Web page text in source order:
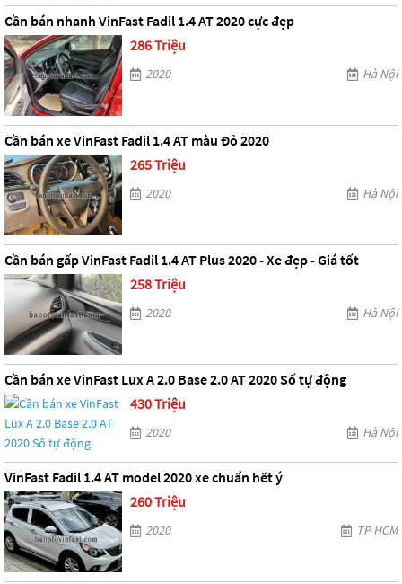
Cần bán nhanh VinFast Fadil 1.4 AT 2020 cực đẹp
286 Triệu
2020 Hà Nội
Cần bán xe VinFast Fadil 1.4 AT màu Đỏ 2020
265 Triệu
2020 Hà Nội
Cần bán gấp VinFast Fadil 1.4 AT Plus 2020 - Xe đẹp - Giá tốt
258 Triệu
2020 Hà Nội
Cần bán xe VinFast Lux A 2.0 Base 2.0 AT 2020 Số tự động
430 Triệu
2020 Hà Nội
VinFast Fadil 1.4 AT model 2020 xe chuẩn hết ý
260 Triệu
2020 TP HCM